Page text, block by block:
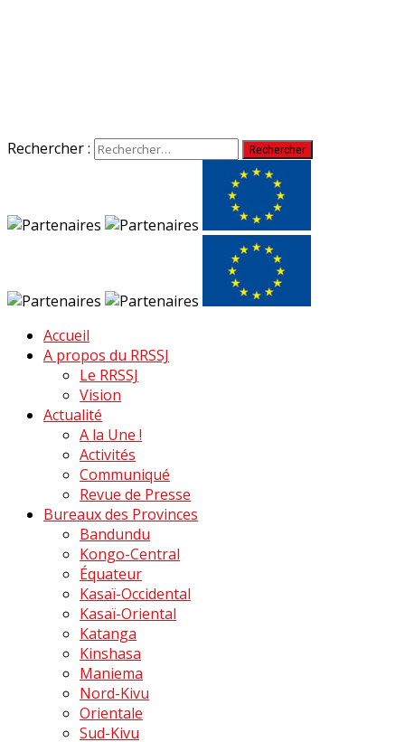
Rechercher :
Accueil
A propos du RRSSJ
Le RRSSJ
Vision
Actualité
A la Une !
Activités
Communiqué
Revue de Presse
Bureaux des Provinces
Bandundu
Kongo-Central
Équateur
Kasaï-Occidental
Kasaï-Oriental
Katanga
Kinshasa
Maniema
Nord-Kivu
Orientale
Sud-Kivu